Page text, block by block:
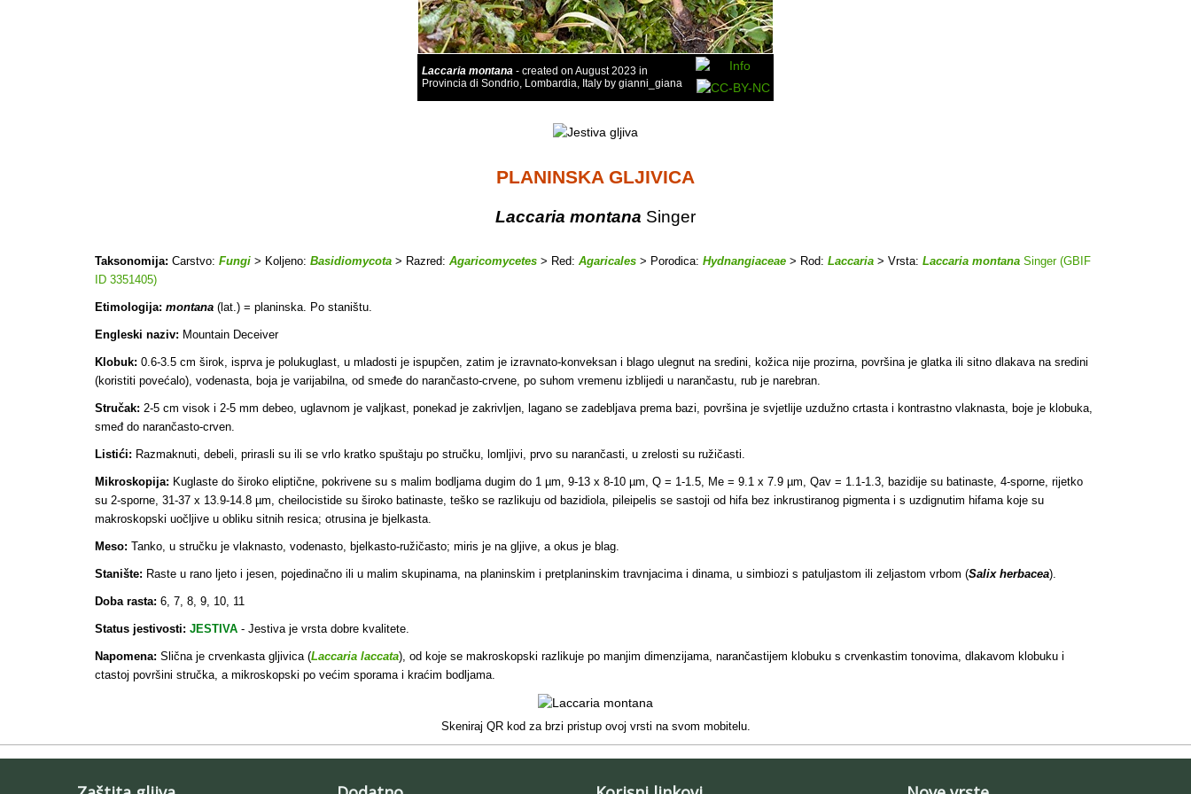
Laccaria montana - created on August 2023 in
Provincia di Sondrio, Lombardia, Italy by gianni_giana
PLANINSKA GLJIVICA
Laccaria montana Singer
Taksonomija: Carstvo: Fungi > Koljeno: Basidiomycota > Razred: Agaricomycetes > Red: Agaricales > Porodica: Hydnangiaceae > Rod: Laccaria > Vrsta: Laccaria montana Singer (GBIF
ID 3351405)
Etimologija: montana (lat.) = planinska. Po staništu.
Engleski naziv: Mountain Deceiver
Klobuk: 0.6-3.5 cm širok, isprva je polukuglast, u mladosti je ispupčen, zatim je izravnato-konveksan i blago ulegnut na sredini, kožica nije prozirna, površina je glatka ili sitno dlakava na sredini
(koristiti povećalo), vodenasta, boja je varijabilna, od smeđe do narančasto-crvene, po suhom vremenu izblijedi u narančastu, rub je narebran.
Stručak: 2-5 cm visok i 2-5 mm debeo, uglavnom je valjkast, ponekad je zakrivljen, lagano se zadebljava prema bazi, površina je svjetlije uzdužno crtasta i kontrastno vlaknasta, boje je klobuka,
smeđ do narančasto-crven.
Listići: Razmaknuti, debeli, prirasli su ili se vrlo kratko spuštaju po stručku, lomljivi, prvo su narančasti, u zrelosti su ružičasti.
Mikroskopija: Kuglaste do široko eliptične, pokrivene su s malim bodljama dugim do 1 µm, 9-13 x 8-10 µm, Q = 1-1.5, Me = 9.1 x 7.9 µm, Qav = 1.1-1.3, bazidije su batinaste, 4-sporne, rijetko
su 2-sporne, 31-37 x 13.9-14.8 µm, cheilocistide su široko batinaste, teško se razlikuju od bazidiola, pileipelis se sastoji od hifa bez inkrustiranog pigmenta i s uzdignutim hifama koje su
makroskopski uočljive u obliku sitnih resica; otrusina je bjelkasta.
Meso: Tanko, u stručku je vlaknasto, vodenasto, bjelkasto-ružičasto; miris je na gljive, a okus je blag.
Stanište: Raste u rano ljeto i jesen, pojedinačno ili u malim skupinama, na planinskim i pretplaninskim travnjacima i dinama, u simbiozi s patuljastom ili zeljastom vrbom (Salix herbacea).
Doba rasta: 6, 7, 8, 9, 10, 11
Status jestivosti: JESTIVA - Jestiva je vrsta dobre kvalitete.
Napomena: Slična je crvenkasta gljivica (Laccaria laccata), od koje se makroskopski razlikuje po manjim dimenzijama, narančastijem klobuku s crvenkastim tonovima, dlakavom klobuku i
ctastoj površini stručka, a mikroskopski po većim sporama i kraćim bodljama.
Skeniraj QR kod za brzi pristup ovoj vrsti na svom mobitelu.